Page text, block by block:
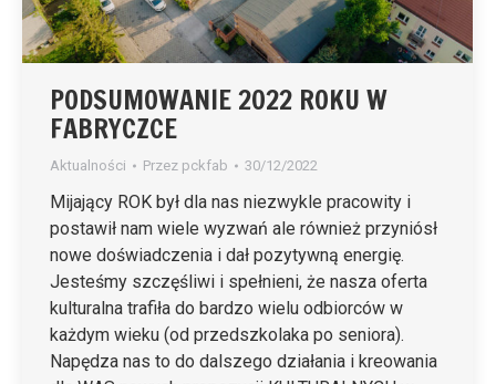
PODSUMOWANIE 2022 ROKU W
FABRYCZCE
Aktualności Przez pckfab 30/12/2022
Mijający ROK był dla nas niezwykle pracowity i
postawił nam wiele wyzwań ale również przyniósł
nowe doświadczenia i dał pozytywną energię.
Jesteśmy szczęśliwi i spełnieni, że nasza oferta
kulturalna trafiła do bardzo wielu odbiorców w
każdym wieku (od przedszkolaka po seniora).
Napędza nas to do dalszego działania i kreowania